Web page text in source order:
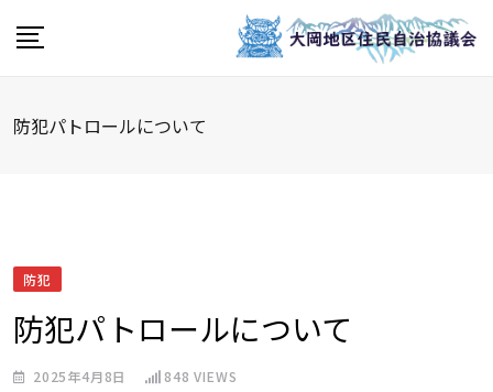
to
防犯パトロールについて
防犯
防犯パトロールについて
2025年4月8日 848 VIEWS